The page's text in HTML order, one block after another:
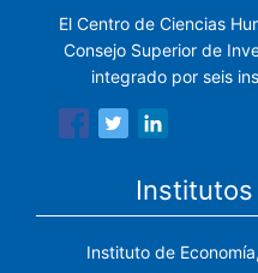
El Centro de Ciencias
Consejo Superior de
integrado por seis
Institutos
Instituto de